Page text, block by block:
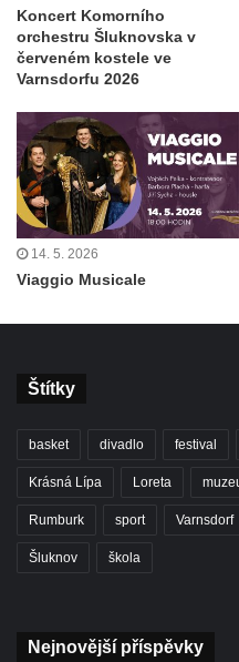
Koncert Komorního
orchestru Šluknovska v
červeném kostele ve
Varnsdorfu 2026
14. 5. 2026
Viaggio Musicale
Štítky
basket divadlo festival
Krásná Lípa Loreta
Rumburk sport Varnsdorf
Šluknov škola
Nejnovější příspěvky